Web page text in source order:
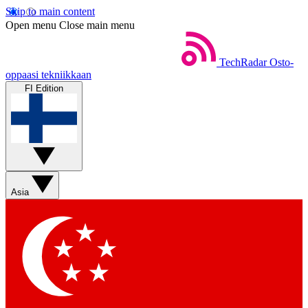
Skip to main content
Open menu Close main menu
TechRadar Osto-
oppaasi tekniikkaan
FI Edition
Asia